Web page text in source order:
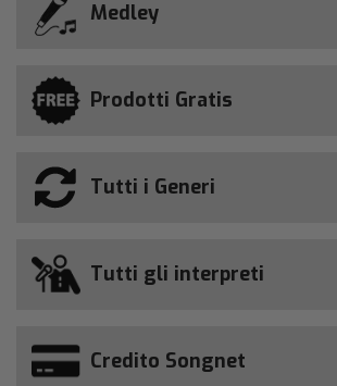
Medley
Prodotti Gratis
Tutti i Generi
Tutti gli interpreti
Credito Songnet